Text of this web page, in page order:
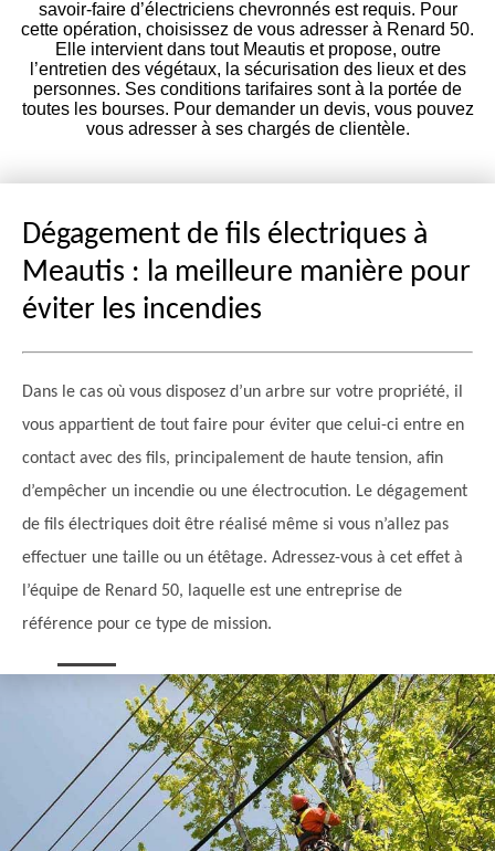
savoir-faire d’électriciens chevronnés est requis. Pour
cette opération, choisissez de vous adresser à Renard 50.
Elle intervient dans tout Meautis et propose, outre
l’entretien des végétaux, la sécurisation des lieux et des
personnes. Ses conditions tarifaires sont à la portée de
toutes les bourses. Pour demander un devis, vous pouvez
vous adresser à ses chargés de clientèle.
Dégagement de fils électriques à
Meautis : la meilleure manière pour
éviter les incendies
Dans le cas où vous disposez d’un arbre sur votre propriété, il
vous appartient de tout faire pour éviter que celui-ci entre en
contact avec des fils, principalement de haute tension, afin
d’empêcher un incendie ou une électrocution. Le dégagement
de fils électriques doit être réalisé même si vous n’allez pas
effectuer une taille ou un étêtage. Adressez-vous à cet effet à
l’équipe de Renard 50, laquelle est une entreprise de
référence pour ce type de mission.